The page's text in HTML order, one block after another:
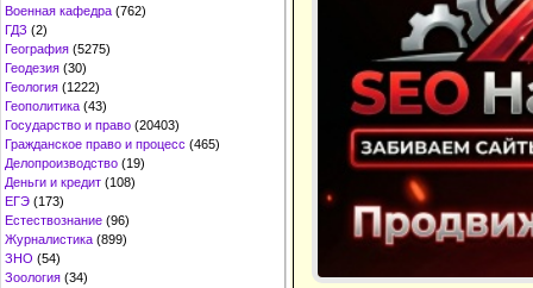
Военная кафедра (762)
ГДЗ (2)
География (5275)
Геодезия (30)
Геология (1222)
Геополитика (43)
Государство и право (20403)
Гражданское право и процесс (465)
Делопроизводство (19)
Деньги и кредит (108)
ЕГЭ (173)
Естествознание (96)
Журналистика (899)
ЗНО (54)
Зоология (34)